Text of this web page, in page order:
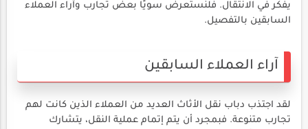
يفكر في الانتقال. فلنستعرض سويًا بعض تجارب وآراء العملاء
السابقين بالتفصيل.
آراء العملاء السابقين
لقد اجتذب دباب نقل الأثاث العديد من العملاء الذين كانت لهم
تجارب متنوعة. فبمجرد أن يتم إتمام عملية النقل، يتشارك